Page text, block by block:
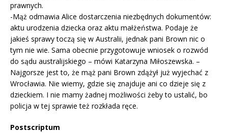
prawnych.
-Mąż odmawia Alice dostarczenia niezbędnych dokumentów:
aktu urodzenia dziecka oraz aktu małżeństwa. Podaje że
jakieś sprawy toczą się w Australii, jednak pani Brown nic o
tym nie wie. Sama obecnie przygotowuje wniosek o rozwód
do sądu australijskiego – mówi Katarzyna Miłoszewska. –
Najgorsze jest to, że mąż pani Brown zdążył już wyjechać z
Wrocławia. Nie wiemy, gdzie się znajduje ani co dzieje się z
dzieckiem. I nie mamy żadnej możliwości żeby to ustalić, bo
policja w tej sprawie też rozkłada ręce.
Postscriptum